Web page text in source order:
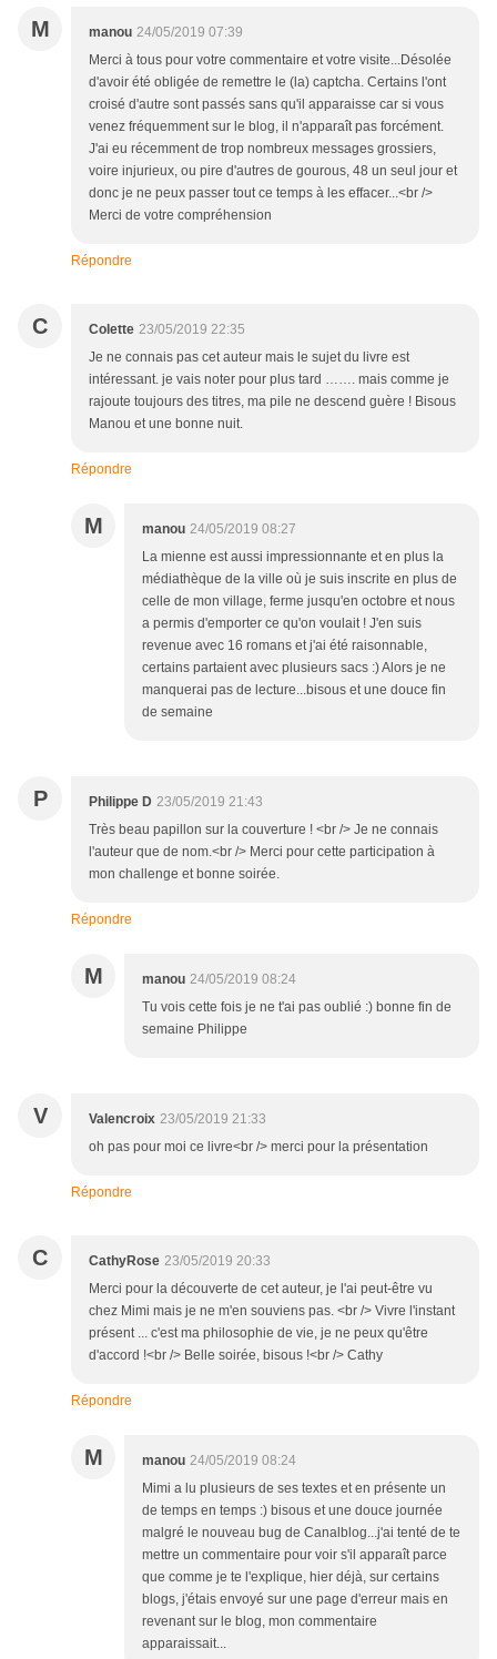
M manou 24/05/2019 07:39
Merci à tous pour votre commentaire et votre visite...Désolée
d'avoir été obligée de remettre le (la) captcha. Certains l'ont
croisé d'autre sont passés sans qu'il apparaisse car si vous
venez fréquemment sur le blog, il n'apparaît pas forcément.
J'ai eu récemment de trop nombreux messages grossiers,
voire injurieux, ou pire d'autres de gourous, 48 un seul jour et
donc je ne peux passer tout ce temps à les effacer...<br />
Merci de votre compréhension
Répondre
C Colette 23/05/2019 22:35
Je ne connais pas cet auteur mais le sujet du livre est
intéressant. je vais noter pour plus tard ……. mais comme je
rajoute toujours des titres, ma pile ne descend guère ! Bisous
Manou et une bonne nuit.
Répondre
M manou 24/05/2019 08:27
La mienne est aussi impressionnante et en plus la
médiathèque de la ville où je suis inscrite en plus de
celle de mon village, ferme jusqu'en octobre et nous
a permis d'emporter ce qu'on voulait ! J'en suis
revenue avec 16 romans et j'ai été raisonnable,
certains partaient avec plusieurs sacs :) Alors je ne
manquerai pas de lecture...bisous et une douce fin
de semaine
P Philippe D 23/05/2019 21:43
Très beau papillon sur la couverture ! <br /> Je ne connais
l'auteur que de nom.<br /> Merci pour cette participation à
mon challenge et bonne soirée.
Répondre
M manou 24/05/2019 08:24
Tu vois cette fois je ne t'ai pas oublié :) bonne fin de
semaine Philippe
V Valencroix 23/05/2019 21:33
oh pas pour moi ce livre<br /> merci pour la présentation
Répondre
C CathyRose 23/05/2019 20:33
Merci pour la découverte de cet auteur, je l'ai peut-être vu
chez Mimi mais je ne m'en souviens pas. <br /> Vivre l'instant
présent ... c'est ma philosophie de vie, je ne peux qu'être
d'accord !<br /> Belle soirée, bisous !<br /> Cathy
Répondre
M manou 24/05/2019 08:24
Mimi a lu plusieurs de ses textes et en présente un
de temps en temps :) bisous et une douce journée
malgré le nouveau bug de Canalblog...j'ai tenté de te
mettre un commentaire pour voir s'il apparaît parce
que comme je te l'explique, hier déjà, sur certains
blogs, j'étais envoyé sur une page d'erreur mais en
revenant sur le blog, mon commentaire
apparaissait...